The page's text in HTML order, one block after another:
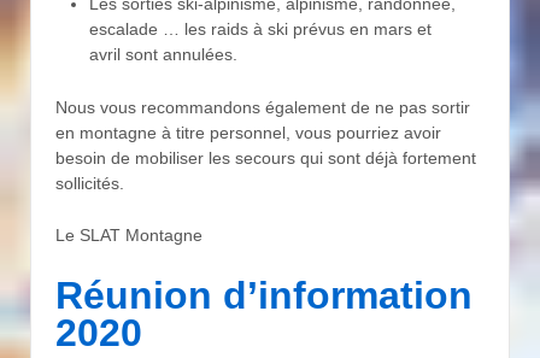
Les sorties ski-alpinisme, alpinisme, randonnée,
escalade … les raids à ski prévus en mars et
avril sont annulées.
Nous vous recommandons également de ne pas sortir
en montagne à titre personnel, vous pourriez avoir
besoin de mobiliser les secours qui sont déjà fortement
sollicités.
Le SLAT Montagne
Réunion d’information
2020